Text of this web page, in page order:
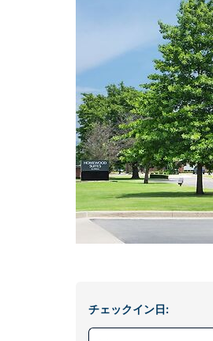
チェックイン日: